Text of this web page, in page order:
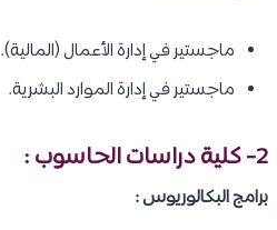
ماجستير في إدارة الأعمال (المالية).
ماجستير في إدارة الموارد البشرية.
2- كلية دراسات الحاسوب :
برامج البكالوريوس :